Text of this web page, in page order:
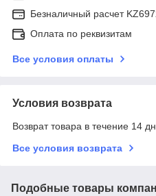
Безналичный расчет
Оплата по реквизитам
Все условия оплаты
Условия возврата
Возврат товара в течение 14
Все условия возврата
Подобные товары